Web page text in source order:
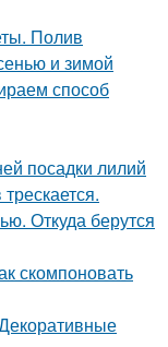
Полив
и зимой
способ
посадки лилий
Откуда берутся
скомпоновать